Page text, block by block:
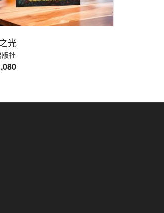
光
社